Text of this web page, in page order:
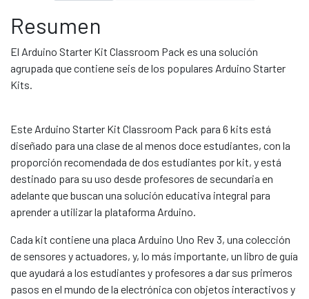
Resumen
El Arduino Starter Kit Classroom Pack es una solución
agrupada que contiene seis de los populares Arduino Starter
Kits.
Este Arduino Starter Kit Classroom Pack para 6 kits está
diseñado para una clase de al menos doce estudiantes, con la
proporción recomendada de dos estudiantes por kit, y está
destinado para su uso desde profesores de secundaria en
adelante que buscan una solución educativa integral para
aprender a utilizar la plataforma Arduino.
Cada kit contiene una placa Arduino Uno Rev 3, una colección
de sensores y actuadores, y, lo más importante, un libro de guía
que ayudará a los estudiantes y profesores a dar sus primeros
pasos en el mundo de la electrónica con objetos interactivos y